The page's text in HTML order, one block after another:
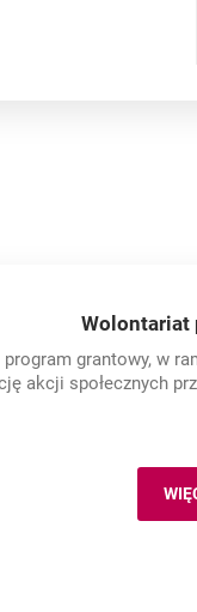
Wolontariat
grantowy, w
akcji społecznych